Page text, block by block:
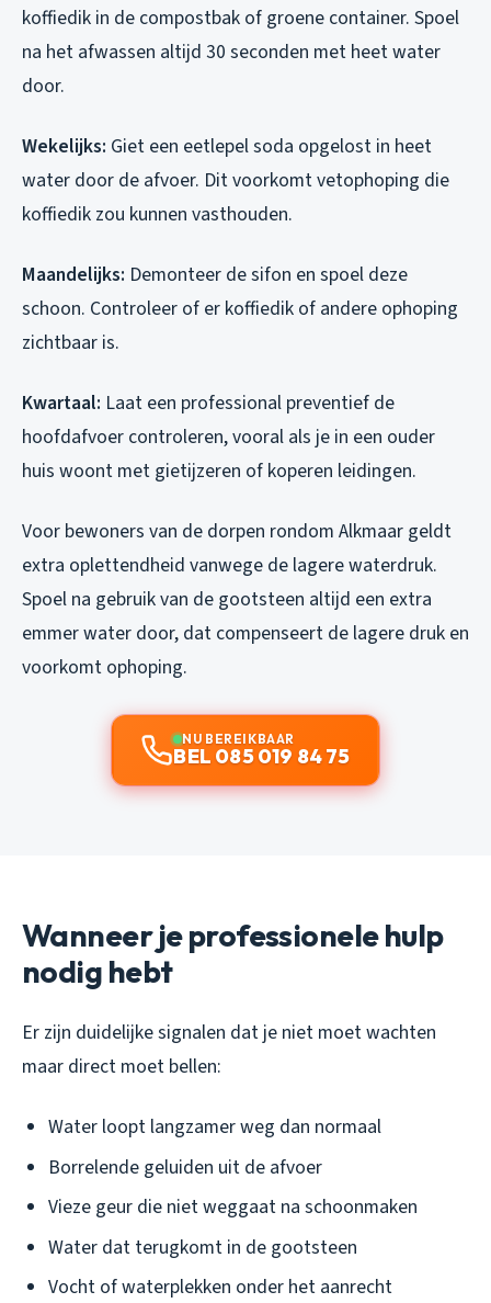
koffiedik in de compostbak of groene container. Spoel
na het afwassen altijd 30 seconden met heet water
door.
Wekelijks: Giet een eetlepel soda opgelost in heet
water door de afvoer. Dit voorkomt vetophoping die
koffiedik zou kunnen vasthouden.
Maandelijks: Demonteer de sifon en spoel deze
schoon. Controleer of er koffiedik of andere ophoping
zichtbaar is.
Kwartaal: Laat een professional preventief de
hoofdafvoer controleren, vooral als je in een ouder
huis woont met gietijzeren of koperen leidingen.
Voor bewoners van de dorpen rondom Alkmaar geldt
extra oplettendheid vanwege de lagere waterdruk.
Spoel na gebruik van de gootsteen altijd een extra
emmer water door, dat compenseert de lagere druk en
voorkomt ophoping.
NU BEREIKBAAR
BEL 085 019 84 75
Wanneer je professionele hulp
nodig hebt
Er zijn duidelijke signalen dat je niet moet wachten
maar direct moet bellen:
Water loopt langzamer weg dan normaal
Borrelende geluiden uit de afvoer
Vieze geur die niet weggaat na schoonmaken
Water dat terugkomt in de gootsteen
Vocht of waterplekken onder het aanrecht